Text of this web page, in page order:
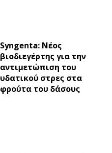
Syngenta: Νέος
βιοδιεγέρτης για την
αντιμετώπιση του
υδατικού στρες στα
φρούτα του δάσους